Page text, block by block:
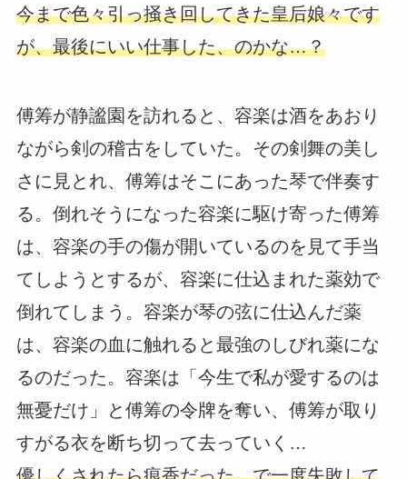
今まで色々引っ掻き回してきた皇后娘々です
が、最後にいい仕事した、のかな…？
傅筹が静謐園を訪れると、容楽は酒をあおり
ながら剣の稽古をしていた。その剣舞の美し
さに見とれ、傅筹はそこにあった琴で伴奏す
る。倒れそうになった容楽に駆け寄った傅筹
は、容楽の手の傷が開いているのを見て手当
てしようとするが、容楽に仕込まれた薬効で
倒れてしまう。容楽が琴の弦に仕込んだ薬
は、容楽の血に触れると最強のしびれ薬にな
るのだった。容楽は「今生で私が愛するのは
無憂だけ」と傅筹の令牌を奪い、傅筹が取り
すがる衣を断ち切って去っていく…